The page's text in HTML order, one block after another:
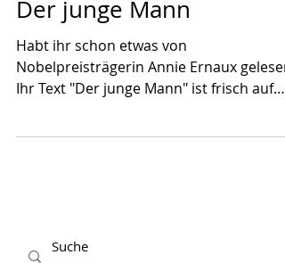
14. Jan. 2023
Der junge Mann
Habt ihr schon etwas von